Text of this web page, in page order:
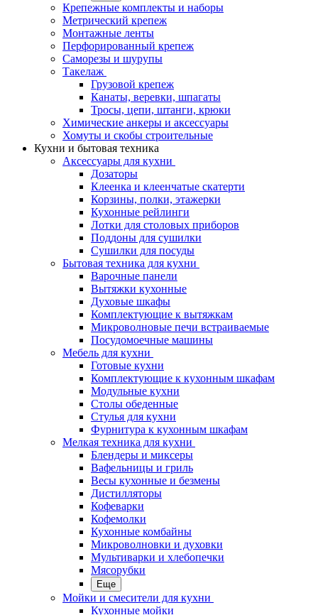
Крепежные комплекты и наборы
Метрический крепеж
Монтажные ленты
Перфорированный крепеж
Саморезы и шурупы
Такелаж
Грузовой крепеж
Канаты, веревки, шпагаты
Тросы, цепи, штанги, крюки
Химические анкеры и аксессуары
Хомуты и скобы строительные
Кухни и бытовая техника
Аксессуары для кухни
Дозаторы
Клеенка и клеенчатые скатерти
Корзины, полки, этажерки
Кухонные рейлинги
Лотки для столовых приборов
Поддоны для сушилки
Сушилки для посуды
Бытовая техника для кухни
Варочные панели
Вытяжки кухонные
Духовые шкафы
Комплектующие к вытяжкам
Микроволновые печи встраиваемые
Посудомоечные машины
Мебель для кухни
Готовые кухни
Комплектующие к кухонным шкафам
Модульные кухни
Столы обеденные
Стулья для кухни
Фурнитура к кухонным шкафам
Мелкая техника для кухни
Блендеры и миксеры
Вафельницы и гриль
Весы кухонные и безмены
Дистилляторы
Кофеварки
Кофемолки
Кухонные комбайны
Микроволновки и духовки
Мультиварки и хлебопечки
Мясорубки
Еще
Мойки и смесители для кухни
Кухонные мойки